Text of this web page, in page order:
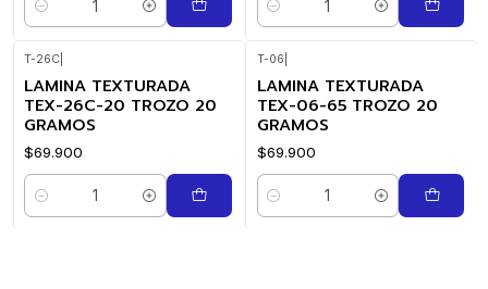
Cantidad Cantidad
T-26C
LAMINA TEXTURADA
TEX-26C-20 TROZO 20
GRAMOS
$69.900
Cantidad
T-06
LAMINA TEXTURADA
TEX-06-65 TROZO 20
GRAMOS
$69.900
Cantidad